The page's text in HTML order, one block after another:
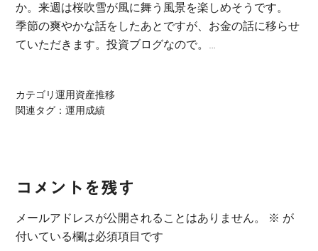
か。来週は桜吹雪が風に舞う風景を楽しめそうです。
季節の爽やかな話をしたあとですが、お金の話に移らせ
ていただきます。投資ブログなので。…
カテゴリ運用資産推移
関連タグ：運用成績
Reader
Interactions
コメントを残す
メールアドレスが公開されることはありません。 ※ が
付いている欄は必須項目です